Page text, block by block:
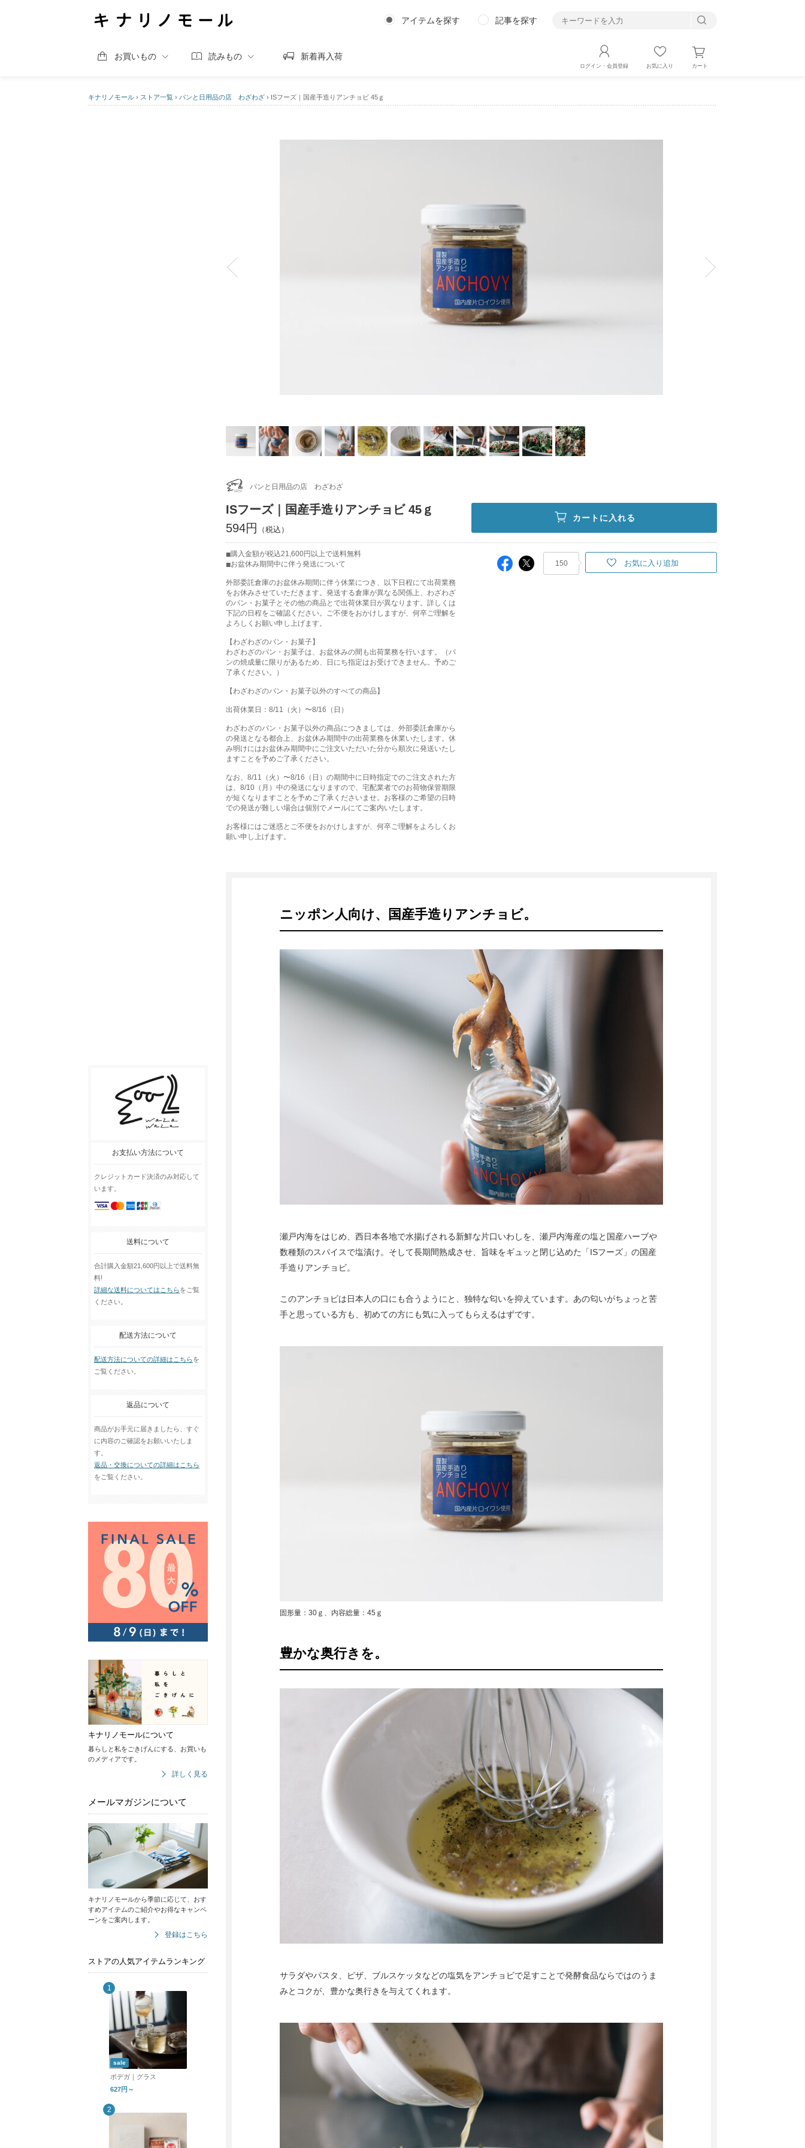
アイテムを探す 記事を探す
お買いもの 読みもの 新着再入荷
ログイン・会員登録 お気に入り カート
キナリノモール › ストア一覧 › パンと日用品の店 わざわざ › ISフーズ｜国産手造りアンチョビ 45ｇ
お支払い方法について
クレジットカード決済のみ対応して
います。
送料について
合計購入金額21,600円以上で送料無
料!
詳細な送料についてはこちらをご覧
ください。
配送方法について
配送方法についての詳細はこちらを
ご覧ください。
返品について
商品がお手元に届きましたら、すぐ
に内容のご確認をお願いいたしま
す。
返品・交換についての詳細はこちら
をご覧ください。
キナリノモールについて
暮らしと私をごきげんにする、お買いも
のメディアです。
詳しく見る
メールマガジンについて
キナリノモールから季節に応じて、おす
すめアイテムのご紹介やお得なキャンペ
ーンをご案内します。
登録はこちら
ストアの人気アイテムランキング
sale
ボデガ｜グラス
627円～
パンと日用品の店 わざわざ
ISフーズ｜国産手造りアンチョビ 45ｇ
594円
カートに入れる
購入金額が税込21,600円以上で送料無料
お盆休み期間中に伴う発送について
外部委託倉庫のお盆休み期間に伴う休業につき、以下日程にて出荷業務
をお休みさせていただきます。発送する倉庫が異なる関係上、わざわざ
のパン・お菓子とその他の商品とで出荷休業日が異なります。詳しくは
下記の日程をご確認ください。ご不便をおかけしますが、何卒ご理解を
よろしくお願い申し上げます。
【わざわざのパン・お菓子】
わざわざのパン・お菓子は、お盆休みの間も出荷業務を行います。（パ
ンの焼成量に限りがあるため、日にち指定はお受けできません。予めご
了承ください。）
【わざわざのパン・お菓子以外のすべての商品】
出荷休業日：8/11（火）〜8/16（日）
わざわざのパン・お菓子以外の商品につきましては、外部委託倉庫から
の発送となる都合上、お盆休み期間中の出荷業務を休業いたします。休
み明けにはお盆休み期間中にご注文いただいた分から順次に発送いたし
ますことを予めご了承ください。
なお、8/11（火）〜8/16（日）の期間中に日時指定でのご注文された方
は、8/10（月）中の発送になりますので、宅配業者でのお荷物保管期限
が短くなりますことを予めご了承くださいませ。お客様のご希望の日時
での発送が難しい場合は個別でメールにてご案内いたします。
お客様にはご迷惑とご不便をおかけしますが、何卒ご理解をよろしくお
願い申し上げます。
150 お気に入り追加
ニッポン人向け、国産手造りアンチョビ。
瀬戸内海をはじめ、西日本各地で水揚げされる新鮮な片口いわしを、瀬戸内海産の塩と国産ハーブや
数種類のスパイスで塩漬け。そして長期間熟成させ、旨味をギュッと閉じ込めた「ISフーズ」の国産
手造りアンチョビ。
このアンチョビは日本人の口にも合うようにと、独特な匂いを抑えています。あの匂いがちょっと苦
手と思っている方も、初めての方にも気に入ってもらえるはずです。
固形量：30ｇ、内容総量：45ｇ
豊かな奥行きを。
サラダやパスタ、ピザ、ブルスケッタなどの塩気をアンチョビで足すことで発酵食品ならではのうま
みとコクが、豊かな奥行きを与えてくれます。